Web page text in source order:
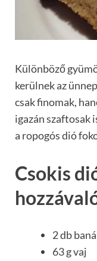
Különböző
kerülnek az
csak finomak,
igazán szaftosak
a ropogós dió
Csokis
2 db
63 g vaj